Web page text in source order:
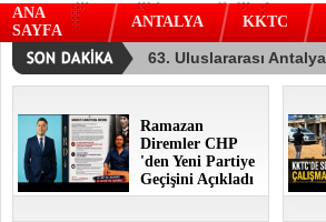
ANA
SAYFA
ANTALYA KKTC
Ramazan
Diremler CHP
'den Yeni Partiye
Geçişini Açıkladı